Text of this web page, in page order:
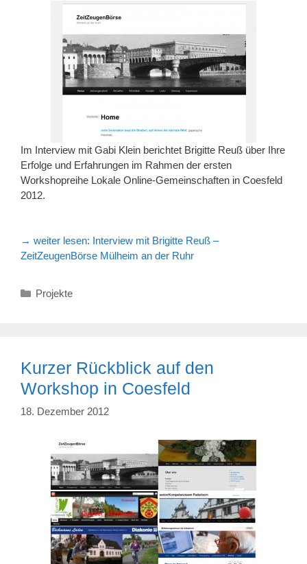
Im Interview mit Gabi Klein berichtet Brigitte Reuß über Ihre
Erfolge und Erfahrungen im Rahmen der ersten
Workshopreihe Lokale Online-Gemeinschaften in Coesfeld
2012.
→ weiter lesen: Interview mit Brigitte Reuß –
ZeitZeugenBörse Mülheim an der Ruhr
Kategorien
Projekte
Kurzer Rückblick auf den
Workshop in Coesfeld
18. Dezember 2012